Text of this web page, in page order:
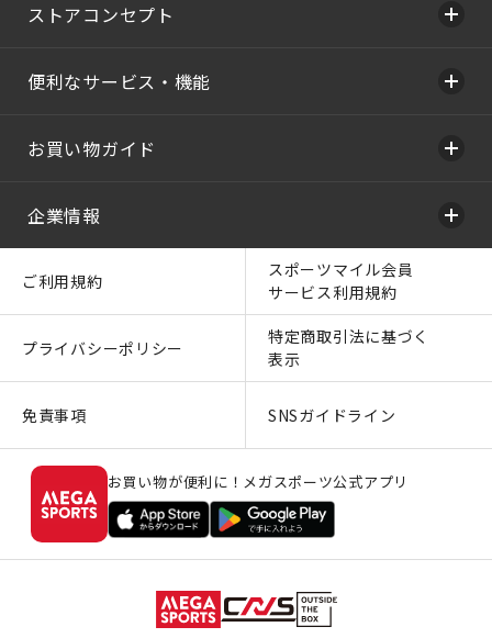
ストアコンセプト
便利なサービス・機能
お買い物ガイド
企業情報
ご利用規約
スポーツマイル会員
サービス利用規約
プライバシーポリシー
特定商取引法に基づく
表示
免責事項 SNSガイドライン
お買い物が便利に！メガスポーツ公式アプリ